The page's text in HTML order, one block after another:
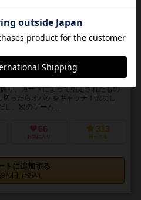
るアクションゲーム！
り、カードによって指定されたもの
ったらオバケをキャッチ！成功し
、次のゲーム...
66
お気に入り
313
持ってる
トに追加する
円（税込）